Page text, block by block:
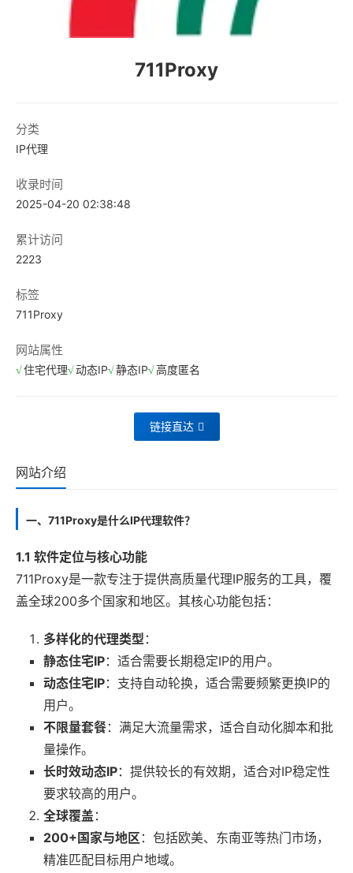
711Proxy
分类
IP代理
收录时间
2025-04-20 02:38:48
累计访问
2223
标签
711Proxy
网站属性
住宅代理 动态IP 静态IP 高度匿名
链接直达
网站介绍
一、711Proxy是什么IP代理软件？
1.1 软件定位与核心功能
711Proxy是一款专注于提供高质量代理IP服务的工具，覆
盖全球200多个国家和地区。其核心功能包括：
多样化的代理类型：
静态住宅IP：适合需要长期稳定IP的用户。
动态住宅IP：支持自动轮换，适合需要频繁更换IP的
用户。
不限量套餐：满足大流量需求，适合自动化脚本和批
量操作。
长时效动态IP：提供较长的有效期，适合对IP稳定性
要求较高的用户。
全球覆盖 ：
200+国家与地区 ：包括欧美、东南亚等热门市场，
精准匹配目标用户地域。